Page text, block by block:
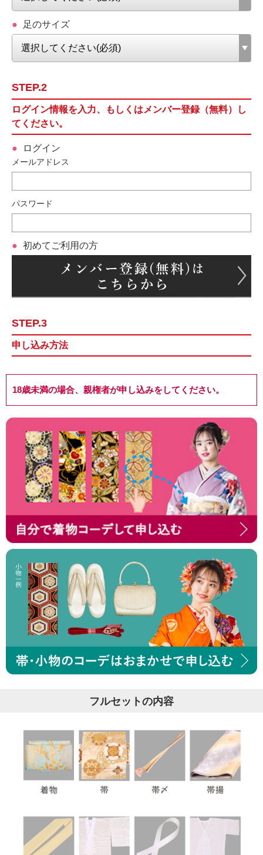
足のサイズ
STEP.2
ログイン情報を入力、もしくはメンバー登録（無料）し
てください。
ログイン
メールアドレス
パスワード
初めてご利用の方
STEP.3
申し込み方法
18歳未満の場合、親権者が申し込みをしてください。
フルセットの内容